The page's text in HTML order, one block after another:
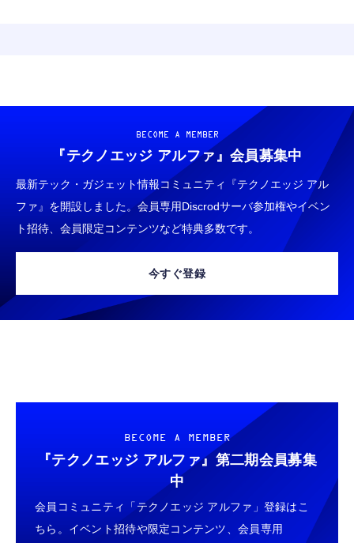
睡眠用イヤホン 【音質強化バージョン
iPhone 15/16/17対応】横向きに寝ると耳が圧
迫されない ソフトシリコンで柔らかい 超軽量
超小型 外部ノイズ遮断 音質良い リモコン マ
イク付き 安眠 仕事 勉強 通勤通学最適（黑-
￥2,199
Lightning to 3.5mm イヤホンジャック 変換
MFi認証 【ハイレゾ音質】 内蔵DAC 遅延な
し 48ビット/96KHz 音量調節対応
￥999
【HIFI音質】iphone イヤホンジャック ライ
Bluetooth6.1 柔軟性高 安眠 仕事 ブルー
￥2,682
M10SR AIペット（コミュニケーションロボッ
￥53,900
CASIO Moflin(モフリン）ゴールドPE-
M10GD AIペット（コミュニケーションロボ
ット）
霊界コミュニケーションロボット BAKETAN
WARASHI ばけたん ワラシ 桃 MOMO
感情成長型 AI搭載 ペットロボット コミュニ
ケーションロボット 性格育成 会話 ジェスチ
ャー認識 タッチセンサー ペット級ファー あ
たたかな触り心地 着せ替え可能 アプリ連携
￥55,782
BECOME A MEMBER
『テクノエッジ アルファ』 会員募集中
最新テック・ガジェット情報コミュニティ『テクノエッジ アル
ファ』を開設しました。会員専用Discrodサーバ参加権やイベン
ト招待、会員限定コンテンツなど特典多数です。
今すぐ登録
BECOME A MEMBER
『テクノエッジ アルファ』 第二期会員募集
中
会員コミュニティ「テクノエッジ アルファ」登録はこ
ちら。イベント招待や限定コンテンツ、会員専用